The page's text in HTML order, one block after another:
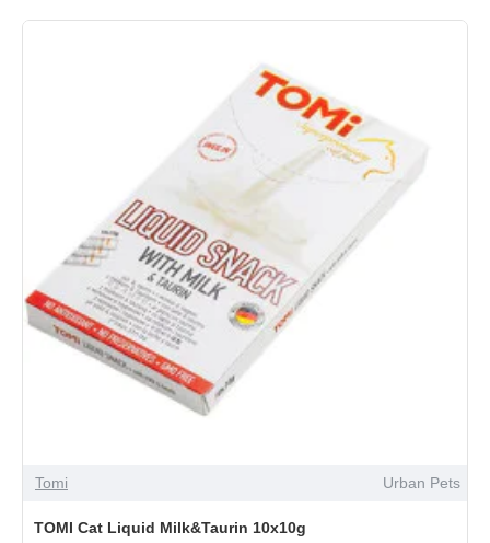
Tomi Urban Pets
TOMI Cat Liquid Milk&Taurin 10x10g